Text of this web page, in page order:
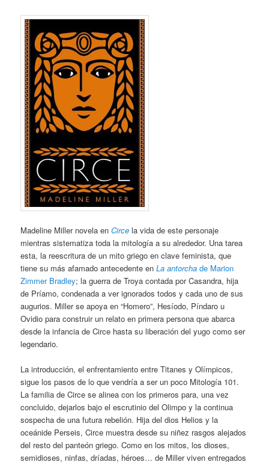
Madeline Miller novela enCirce la vida de este personaje
mientras sistematiza toda la mitología a su alrededor. Una tarea
esta, la reescritura de un mito griego en clave feminista, que
tiene su más afamado antecedente enLa antorcha de Marion
Zimmer Bradley; la guerra de Troya contada por Casandra, hija
de Príamo, condenada a ver ignorados todos y cada uno de sus
augurios. Miller se apoya en “Homero”, Hesíodo, Píndaro u
Ovidio para construir un relato en primera persona que abarca
desde la infancia de Circe hasta su liberación del yugo como ser
legendario.
La introducción, el enfrentamiento entre Titanes y Olímpicos,
sigue los pasos de lo que vendría a ser un poco Mitología 101.
La familia de Circe se alinea con los primeros para, una vez
concluido, dejarlos bajo el escrutinio del Olimpo y la continua
sospecha de una futura rebelión. Hija del dios Helios y la
oceánide Perseis, Circe muestra desde su niñez rasgos alejados
del resto del panteón griego. Como en los mitos, los dioses,
semidioses, ninfas, dríadas, héroes… de Miller viven entregados